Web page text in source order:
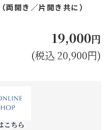
開き／片開き共に）
19,000円
(税込 20,900円)
こちら